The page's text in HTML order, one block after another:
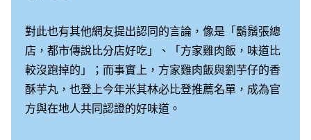
對此也有其他網友提出認同的言論，像是「鬍鬚張總
店，都市傳說比分店好吃」、「方家雞肉飯，味道比
較沒跑掉的」；而事實上，方家雞肉飯與劉芋仔的香
酥芋丸，也登上今年米其林必比登推薦名單，成為官
方與在地人共同認證的好味道。